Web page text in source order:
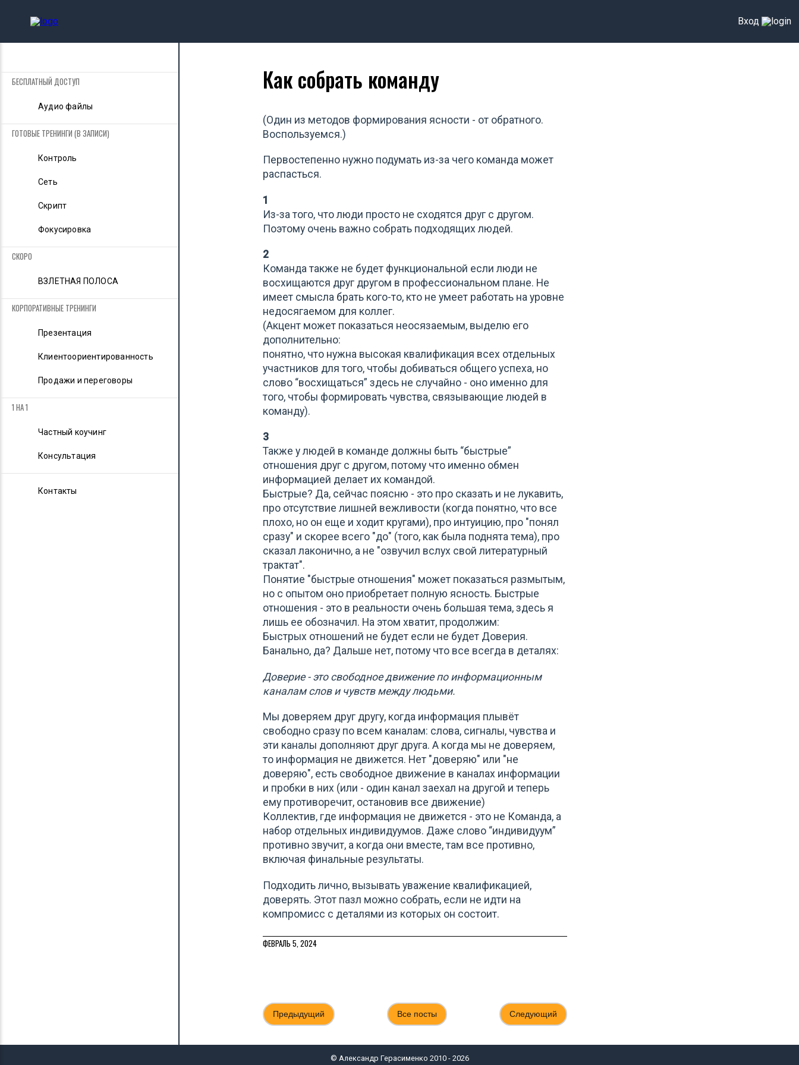
Вход
БЕСПЛАТНЫЙ ДОСТУП
Аудио файлы
ГОТОВЫЕ ТРЕНИНГИ (В ЗАПИСИ)
Контроль
Сеть
Скрипт
Фокусировка
СКОРО
ВЗЛЕТНАЯ ПОЛОСА
КОРПОРАТИВНЫЕ ТРЕНИНГИ
Презентация
Клиент­оориен­ти­ро­ван­ность
Продажи и переговоры
1 НА 1
Частный коучинг
Консультация
Контакты
Как собрать команду
(Один из методов формирования ясности - от обратного.
Воспользуемся.)
Первостепенно нужно подумать из-за чего команда может
распасться.
1
Из-за того, что люди просто не сходятся друг с другом.
Поэтому очень важно собрать подходящих людей.
2
Команда также не будет функциональной если люди не
восхищаются друг другом в профессиональном плане. Не
имеет смысла брать кого-то, кто не умеет работать на уровне
недосягаемом для коллег.
(Акцент может показаться неосязаемым, выделю его
дополнительно:
понятно, что нужна высокая квалификация всех отдельных
участников для того, чтобы добиваться общего успеха, но
слово “восхищаться” здесь не случайно - оно именно для
того, чтобы формировать чувства, связывающие людей в
команду).
3
Также у людей в команде должны быть “быстрые”
отношения друг с другом, потому что именно обмен
информацией делает их командой.
Быстрые? Да, сейчас поясню - это про сказать и не лукавить,
про отсутствие лишней вежливости (когда понятно, что все
плохо, но он еще и ходит кругами), про интуицию, про "понял
сразу" и скорее вcего "до" (того, как была поднята тема), про
сказал лаконично, а не "озвучил вслух свой литературный
трактат".
Понятие "быстрые отношения" может показаться размытым,
но с опытом оно приобретает полную ясность. Быстрые
отношения - это в реальности очень большая тема, здесь я
лишь ее обозначил. На этом хватит, продолжим:
Быстрых отношений не будет если не будет Доверия.
Банально, да? Дальше нет, потому что все всегда в деталях:
Доверие - это свободное движение по информационным
каналам слов и чувств между людьми.
Мы доверяем друг другу, когда информация плывёт
свободно сразу по всем каналам: слова, сигналы, чувства и
эти каналы дополняют друг друга. А когда мы не доверяем,
то информация не движется. Нет "доверяю" или "не
доверяю", есть свободное движение в каналах информации
и пробки в них (или - один канал заехал на другой и теперь
ему противоречит, остановив все движение)
Коллектив, где информация не движется - это не Команда, а
набор отдельных индивидуумов. Даже слово “индивидуум”
противно звучит, а когда они вместе, там все противно,
включая финальные результаты.
Подходить лично, вызывать уважение квалификацией,
доверять. Этот пазл можно собрать, если не идти на
компромисс с деталями из которых он состоит.
ФЕВРАЛЬ 5, 2024
Предыдущий Все посты Следующий
© Александр Герасименко 2010 - 2026